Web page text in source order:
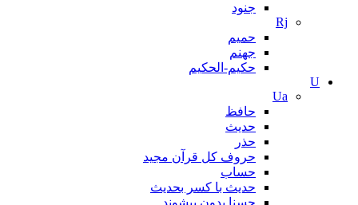
جنود
Rj
حمیم
جهنم
حکیم-الحکیم
U
Ua
حافظ
حدیث
حذر
حروف کل قرآن مجید
حساب
حدیث با کسر بحدیث
حسنا بدون پبشوند